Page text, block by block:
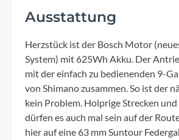
Ausstattung
Herzstück ist der Bosch Motor
System) mit 625Wh Akku. Der
mit der einfach zu bedienenden 9-
von Shimano zusammen. So ist der
kein Problem. Holprige Strecken
dürfen es auch mal sein auf der
hier auf eine 63 mm Suntour